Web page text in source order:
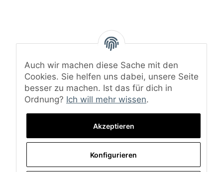
Auch wir machen diese Sache mit den
Cookies. Sie helfen uns dabei, unsere Seite
besser zu machen. Ist das für dich in
Ordnung? Ich will mehr wissen.
Akzeptieren
Konfigurieren